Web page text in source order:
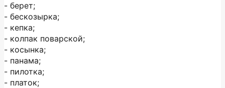
- берет;
- бескозырка;
- кепка;
- колпак поварской;
- косынка;
- панама;
- пилотка;
- платок;